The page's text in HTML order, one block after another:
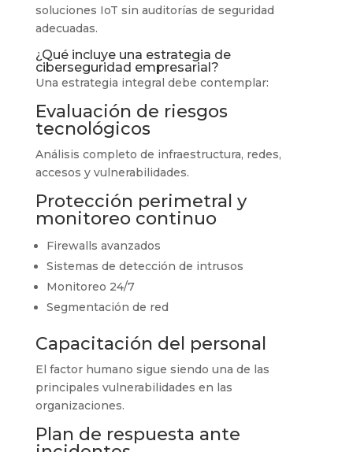
soluciones IoT sin auditorías de seguridad
adecuadas.
¿Qué incluye una estrategia de
ciberseguridad empresarial?
Una estrategia integral debe contemplar:
Evaluación de riesgos
tecnológicos
Análisis completo de infraestructura, redes,
accesos y vulnerabilidades.
Protección perimetral y
monitoreo continuo
Firewalls avanzados
Sistemas de detección de intrusos
Monitoreo 24/7
Segmentación de red
Capacitación del personal
El factor humano sigue siendo una de las
principales vulnerabilidades en las
organizaciones.
Plan de respuesta ante